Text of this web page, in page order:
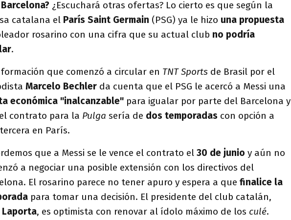
Barcelona? ¿Escuchará otras ofertas? Lo cierto es que según la
catalana el París Saint Germain (PSG) ya le hizo una propuesta
rosarino con una cifra que su actual club no podría
.
que comenzó a circular en TNT Sports de Brasil por el
Marcelo Bechler da cuenta que el PSG le acercó a Messi una
económica "inalcanzable" para igualar por parte del Barcelona y
contrato para la Pulga sería de dos temporadas con opción a
en París.
que a Messi se le vence el contrato el 30 de junio y aún no
a negociar una posible extensión con los directivos del
El rosarino parece no tener apuro y espera a que finalice la
para tomar una decisión. El presidente del club catalán,
Laporta, es optimista con renovar al ídolo máximo de los culé.